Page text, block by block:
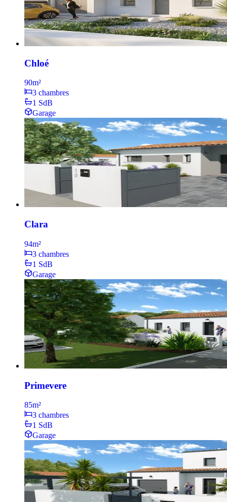
Chloé
90m²
3 chambres
1 SdB
Garage
Clara
94m²
3 chambres
1 SdB
Garage
Primevere
85m²
3 chambres
1 SdB
Garage